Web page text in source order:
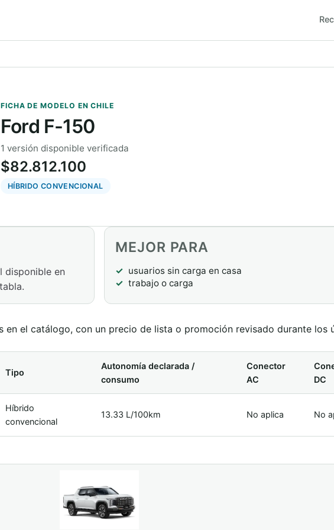
FICHA DE MODELO EN CHILE
Ford F-150
1 versión disponible verificada
$82.812.100
HÍBRIDO CONVENCIONAL
disponible en
MEJOR PARA
usuarios sin carga en casa
trabajo o carga
el catálogo, con un precio de lista o promoción revisado durante los
Tipo
Autonomía declarada /
consumo
Conector
AC
DC
Híbrido
convencional
13.33 L/100km No aplica No